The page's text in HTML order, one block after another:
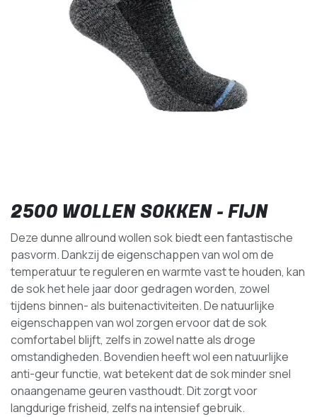
2500 WOLLEN SOKKEN - FIJN
Deze dunne allround wollen sok biedt een fantastische
pasvorm. Dankzij de eigenschappen van wol om de
temperatuur te reguleren en warmte vast te houden, kan
de sok het hele jaar door gedragen worden, zowel
tijdens binnen- als buitenactiviteiten. De natuurlijke
eigenschappen van wol zorgen ervoor dat de sok
comfortabel blijft, zelfs in zowel natte als droge
omstandigheden. Bovendien heeft wol een natuurlijke
anti-geur functie, wat betekent dat de sok minder snel
onaangename geuren vasthoudt. Dit zorgt voor
langdurige frisheid, zelfs na intensief gebruik.